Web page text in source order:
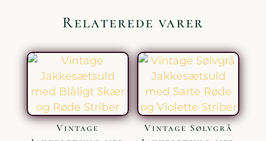
Relaterede varer
Vintage
Vintage Sølvgrå